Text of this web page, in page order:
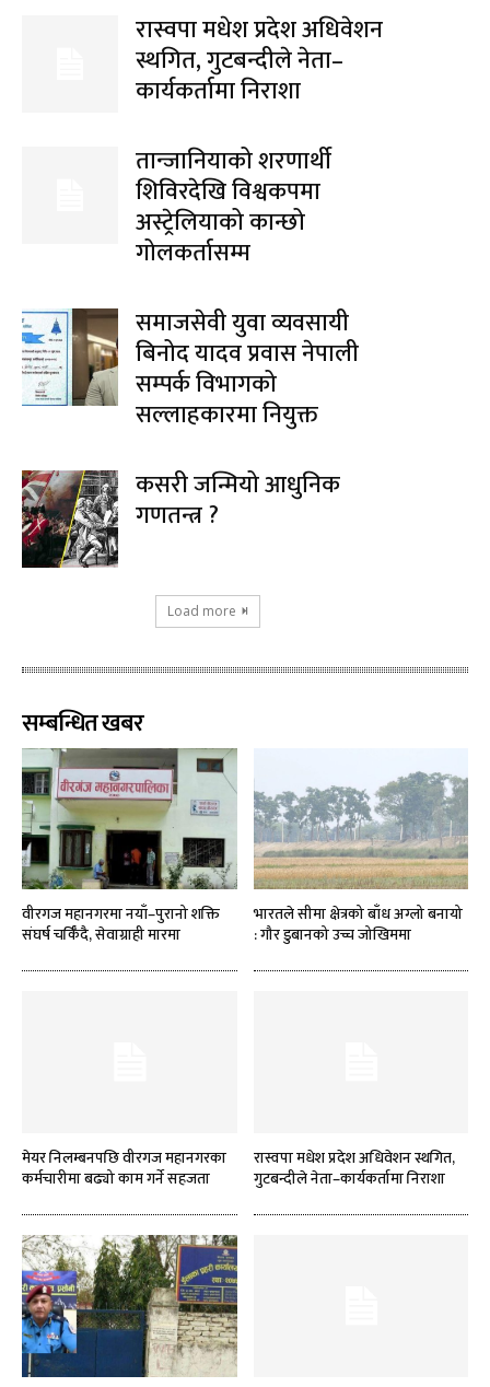
रास्वपा मधेश प्रदेश अधिवेशन
स्थगित, गुटबन्दीले नेता–
कार्यकर्तामा निराशा
तान्जानियाको शरणार्थी
शिविरदेखि विश्वकपमा
अस्ट्रेलियाको कान्छो
गोलकर्तासम्म
समाजसेवी युवा व्यवसायी
बिनोद यादव प्रवास नेपाली
सम्पर्क विभागको
सल्लाहकारमा नियुक्त
कसरी जन्मियो आधुनिक
गणतन्त्र ?
Load more
सम्बन्धित खबर
वीरगज महानगरमा नयाँ–पुरानो शक्ति
संघर्ष चर्किँदै, सेवाग्राही मारमा
भारतले सीमा क्षेत्रको बाँध अग्लो बनायो
: गौर डुबानको उच्च जोखिममा
मेयर निलम्बनपछि वीरगज महानगरका
कर्मचारीमा बढ्यो काम गर्ने सहजता
रास्वपा मधेश प्रदेश अधिवेशन स्थगित,
गुटबन्दीले नेता–कार्यकर्तामा निराशा